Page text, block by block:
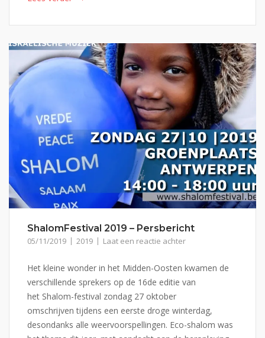
ShalomFestival 2019 – Persbericht
05/11/2019 2019 Laat een reactie achter
Het kleine wonder in het Midden-Oosten kwamen de
verschillende sprekers op de 16de editie van
het Shalom-festival zondag 27 oktober
omschrijven tijdens een eerste droge winterdag,
desondanks alle weervoorspellingen. Eco-shalom was